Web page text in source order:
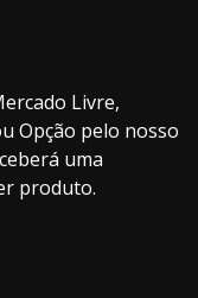
Livre,
Opção pelo nosso
uma
produto.